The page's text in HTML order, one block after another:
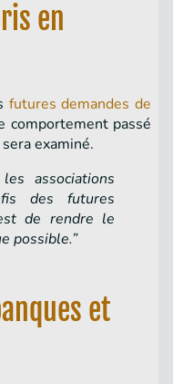
en
futures demandes de
comportement passé
examiné.
associations
des futures
de rendre le
possible.”
et